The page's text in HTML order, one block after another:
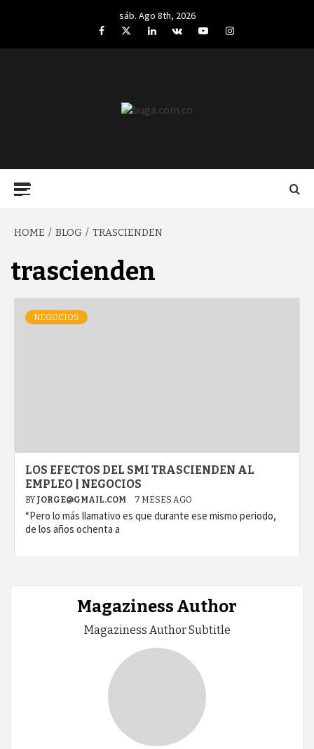
sáb. Ago 8th, 2026
FacebookTwitterLinkedIn
VK YouTubeInstagram
HOME BLOG TRASCIENDEN
trascienden
NEGOCIOS
LOS EFECTOS DEL SMI TRASCIENDEN AL
EMPLEO | NEGOCIOS
BY JORGE@GMAIL.COM 7 MESES AGO
“Pero lo más llamativo es que durante ese mismo periodo,
de los años ochenta a
Magaziness Author
Magaziness Author Subtitle